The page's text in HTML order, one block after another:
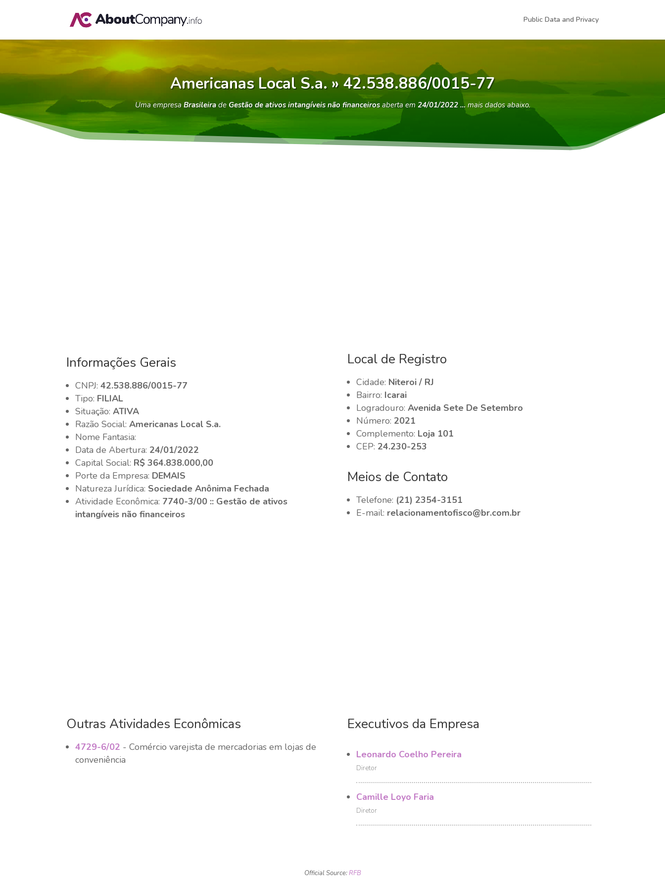
Public Data and Privacy
Americanas Local S.a. » 42.538.886/0015-77
Uma empresa Brasileirade Gestão de ativos intangíveis não financeirosaberta em 24/01/2022 …mais dados abaixo.
Informações Gerais
CNPJ:42.538.886/0015-77
Tipo: FILIAL
Situação:ATIVA
Razão Social:Americanas Local S.a.
Nome Fantasia:
Data de Abertura: 24/01/2022
Capital Social: R$ 364.838.000,00
Porte da Empresa: DEMAIS
Natureza Jurídica: Sociedade Anônima Fechada
Atividade Econômica: 7740-3/00 :: Gestão de ativos
intangíveis não financeiros
Local de Registro
Cidade: Niteroi / RJ
Bairro: Icarai
Logradouro: Avenida Sete De Setembro
Número: 2021
Complemento: Loja 101
CEP: 24.230-253
Meios de Contato
Telefone: (21) 2354-3151
E-mail: relacionamentofisco@br.com.br
Outras Atividades Econômicas
4729-6/02 - Comércio varejista de mercadorias em lojas de
conveniência
Executivos da Empresa
Leonardo Coelho Pereira
Diretor
Camille Loyo Faria
Diretor
Official Source:RFB